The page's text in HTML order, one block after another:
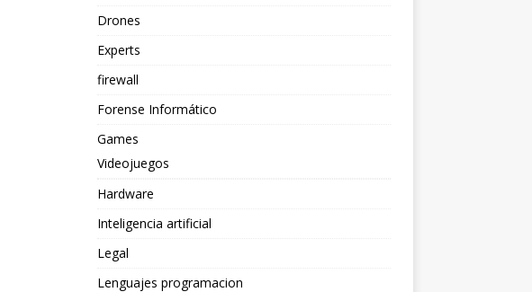
Drones
Experts
firewall
Forense Informático
Games
Videojuegos
Hardware
Inteligencia artificial
Legal
Lenguajes programacion